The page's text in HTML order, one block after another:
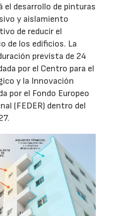
el desarrollo de pinturas
y aislamiento
de reducir el
de los edificios. La
prevista de 24
por el Centro para el
y la Innovación
por el Fondo Europeo
(FEDER) dentro del